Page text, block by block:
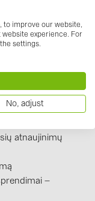
apžvalga
kaupimo
Storage
atnaujinimų
–
to improve our website,
website experience. For
settings.
No, adjust